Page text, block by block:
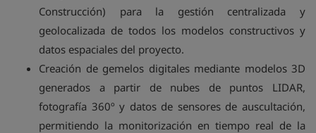
Construcción) para la gestión centralizada y
geolocalizada de todos los modelos constructivos y
datos espaciales del proyecto.
Creación de gemelos digitales mediante modelos 3D
generados a partir de nubes de puntos LIDAR,
fotografía 360º y datos de sensores de auscultación,
permitiendo la monitorización en tiempo real de la